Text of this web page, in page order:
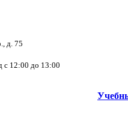
д. 75
с 12:00 до 13:00